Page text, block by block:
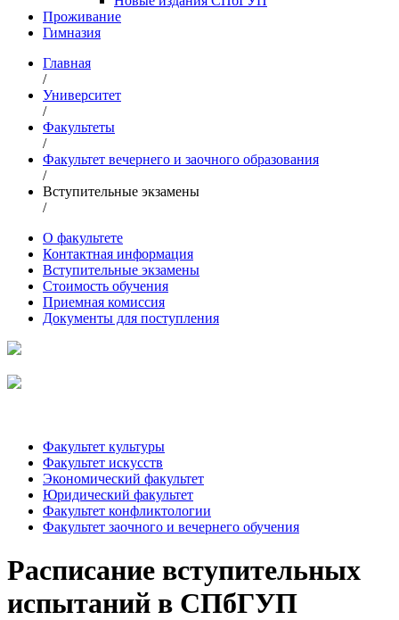
Проживание
Гимназия
Главная
/
Университет
/
Факультеты
/
Факультет вечернего и заочного образования
/
Вступительные экзамены
/
О факультете
Контактная информация
Вступительные экзамены
Стоимость обучения
Приемная комиссия
Документы для поступления
Факультет культуры
Факультет искусств
Экономический факультет
Юридический факультет
Факультет конфликтологии
Факультет заочного и вечернего обучения
Расписание вступительных
испытаний в СПбГУП